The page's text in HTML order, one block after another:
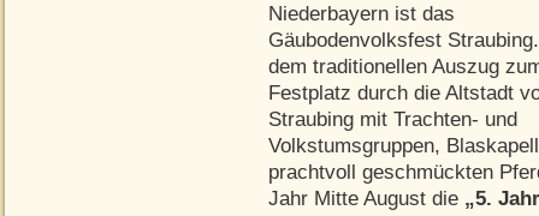
Niederbayern ist das
Gäubodenvolksfest
dem traditionellen Auszug
Festplatz durch die Altstadt
Straubing mit Trachten- und
Volkstumsgruppen,
prachtvoll geschmückten
Jahr Mitte August die „5.